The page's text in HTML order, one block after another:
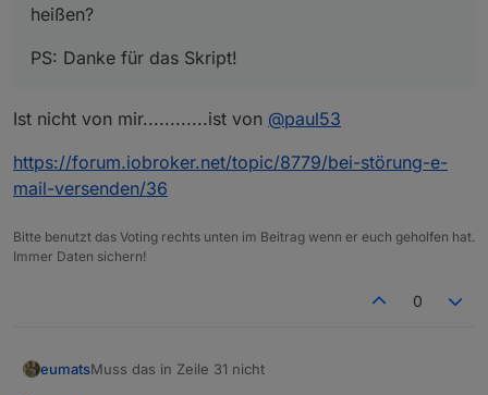
heißen?
PS: Danke für das Skript!
Ist nicht von mir............ist von @paul53
https://forum.iobroker.net/topic/8779/bei-störung-e-
mail-versenden/36
Bitte benutzt das Voting rechts unten im Beitrag wenn er euch geholfen hat.
Immer Daten sichern!
0
eumatsMuss das in Zeile 31 nicht